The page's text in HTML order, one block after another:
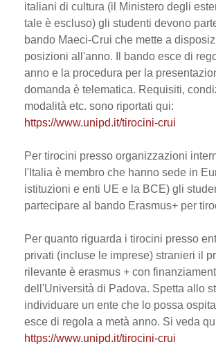
italiani di cultura (il Ministero degli
tale è escluso) gli studenti devono
bando Maeci-Crui che mette a
posizioni all'anno. Il bando esce di
anno e la procedura per la
domanda è telematica. Requisiti,
modalità etc. sono riportati qui:
https://www.unipd.it/tirocini-crui
Per tirocini presso organizzazioni
l'Italia è membro che hanno sede in
istituzioni e enti UE e la BCE) gli
partecipare al bando Erasmus+ per
Per quanto riguarda i tirocini presso
privati (incluse le imprese) stranieri il
rilevante è erasmus + con
dell'Università di Padova. Spetta allo
individuare un ente che lo possa
esce di regola a metà anno. Si veda
https://www.unipd.it/tirocini-crui